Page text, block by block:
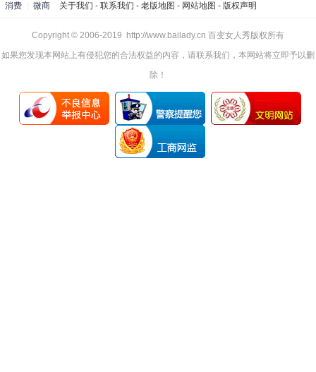
消费 微商 关于我们 - 联系我们 - 老版地图 - 网站地图 - 版权声明
Copyright © 2006-2019 http://www.bailady.cn 百变女人秀版权所有
如果您发现本网站上有侵犯您的合法权益的内容，请联系我们，本网站将立即予以删
除！